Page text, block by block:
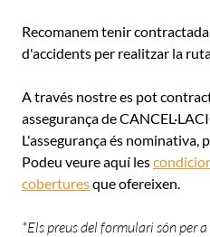
Recomanem tenir
d'accidents per realitzar la
A través nostre es pot
assegurança de
L'assegurança és nominativa,
Podeu veure aquí les
coberturesque ofereixen.
*Els preus del formulari són per